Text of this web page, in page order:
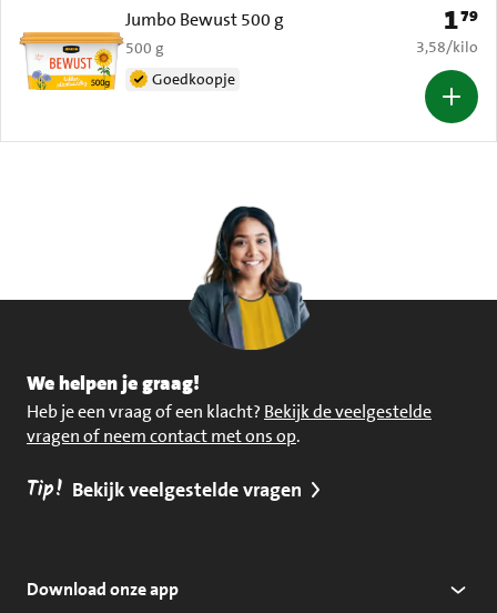
Jumbo Bewust 500 g
500 g
Goedkoopje
Prijs:
179
€ 3,58 per
3,58/kilo
We helpen je graag!
Heb je een vraag of een klacht? Bekijk de veelgestelde
vragen of neem contact met ons op.
Tip! Bekijk veelgestelde vragen
Download onze app